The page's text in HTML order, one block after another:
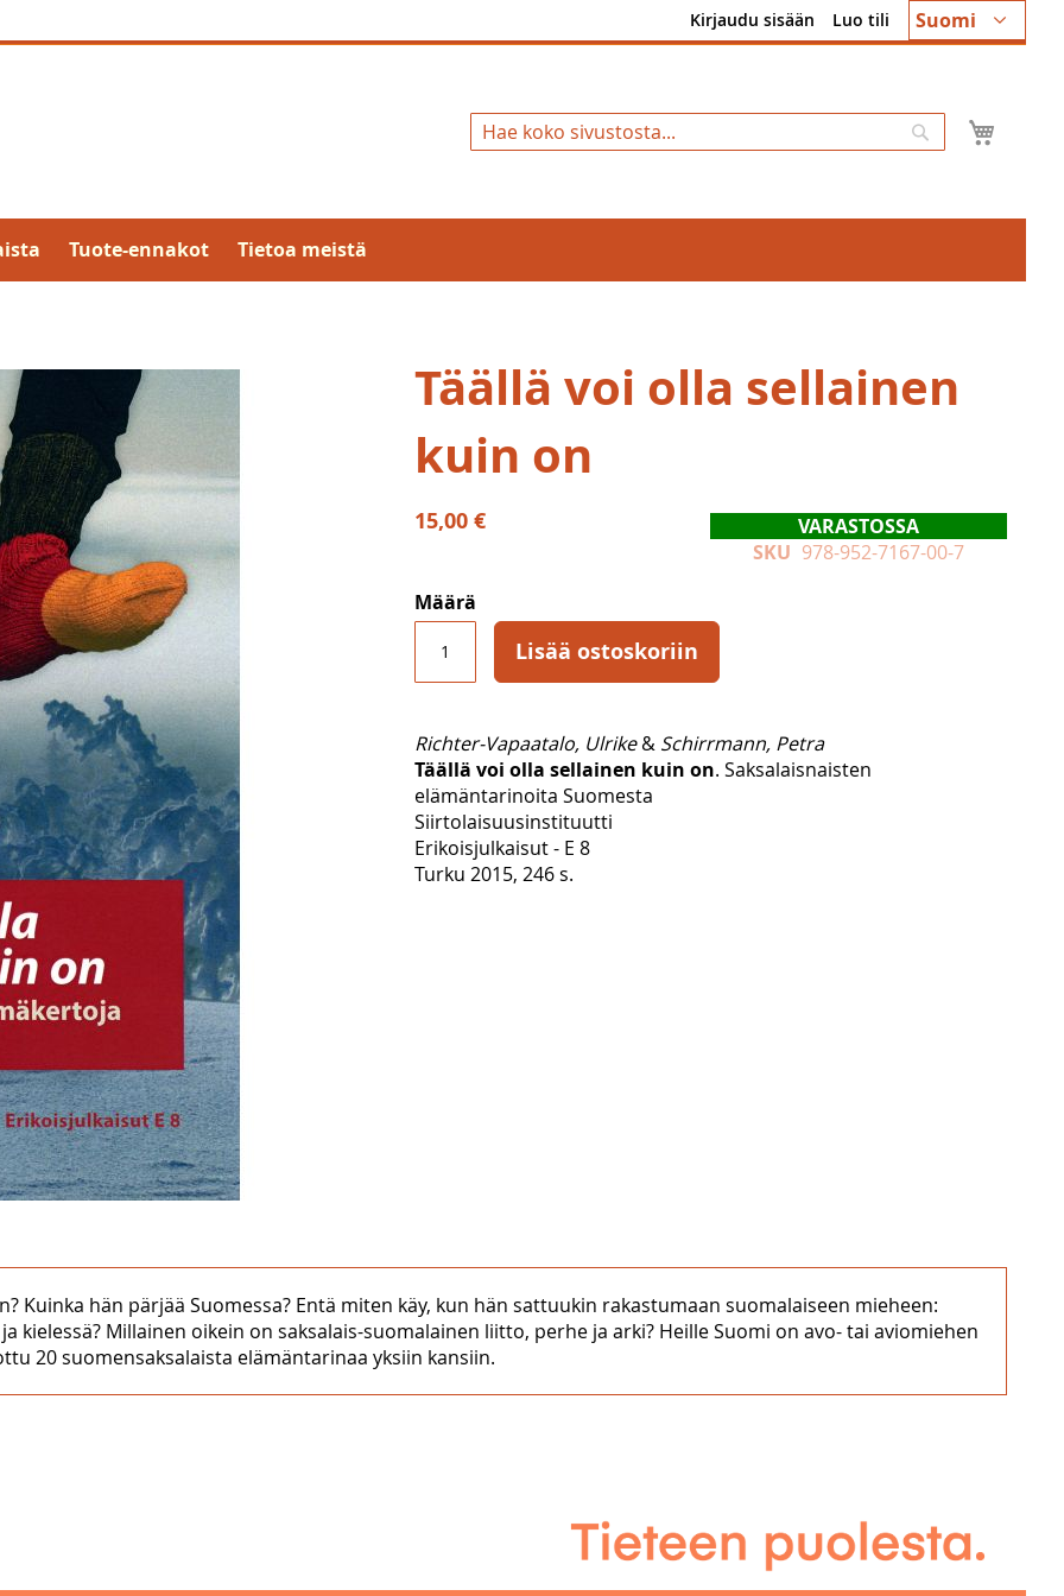
Kieli
Suomi
Kirjaudu sisään Luo tili
Hae
Tuote-ennakot Tietoa meistä
Täällä voi olla sellainen
kuin on
15,00 €
VARASTOSSA
SKU 978-952-7167-00-7
Määrä
Lisää ostoskoriin
Richter-Vapaatalo, Ulrike& Schirrmann, Petra
Täällä voi olla sellainen kuin on. Saksalaisnaisten
elämäntarinoita Suomesta
Siirtolaisuusinstituutti
Erikoisjulkaisut - E 8
Turku 2015, 246 s.
Kuinka hän pärjää Suomessa? Entä miten käy, kun hän sattuukin rakastumaan suomalaiseen mieheen:
kielessä? Millainen oikein on saksalais-suomalainen liitto, perhe ja arki? Heille Suomi on avo- tai aviomiehen
20 suomensaksalaista elämäntarinaa yksiin kansiin.